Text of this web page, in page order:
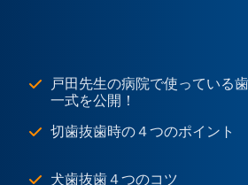
戸田先生の病院で使っている
一式を公開！
切歯抜歯時の４つのポイント
犬歯抜歯４つのコツ